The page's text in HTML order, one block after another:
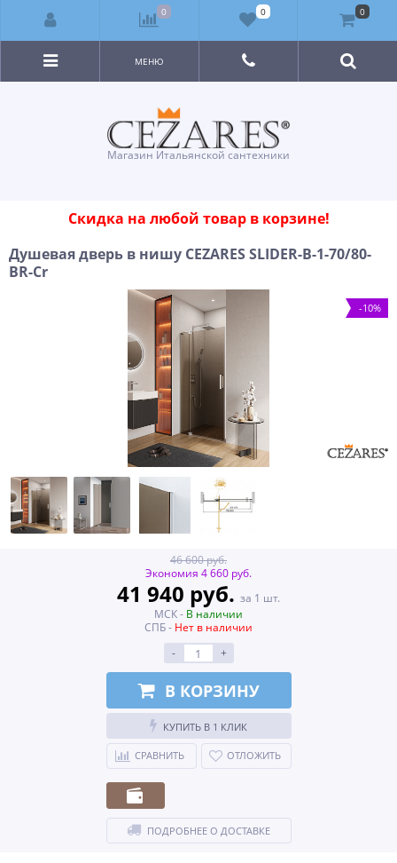
Магазин Итальянской сантехники
МЕНЮ
Скидка на любой товар в корзине!
Душевая дверь в нишу CEZARES SLIDER-B-1-70/80-
BR-Cr
-10%
46 600 руб.
Экономия 4 660 руб.
41 940 руб. за 1 шт.
МСК - В наличии
СПБ - Нет в наличии
-
+
В КОРЗИНУ
КУПИТЬ В 1 КЛИК
СРАВНИТЬ ОТЛОЖИТЬ
ПОДРОБНЕЕ О ДОСТАВКЕ
0 0 0